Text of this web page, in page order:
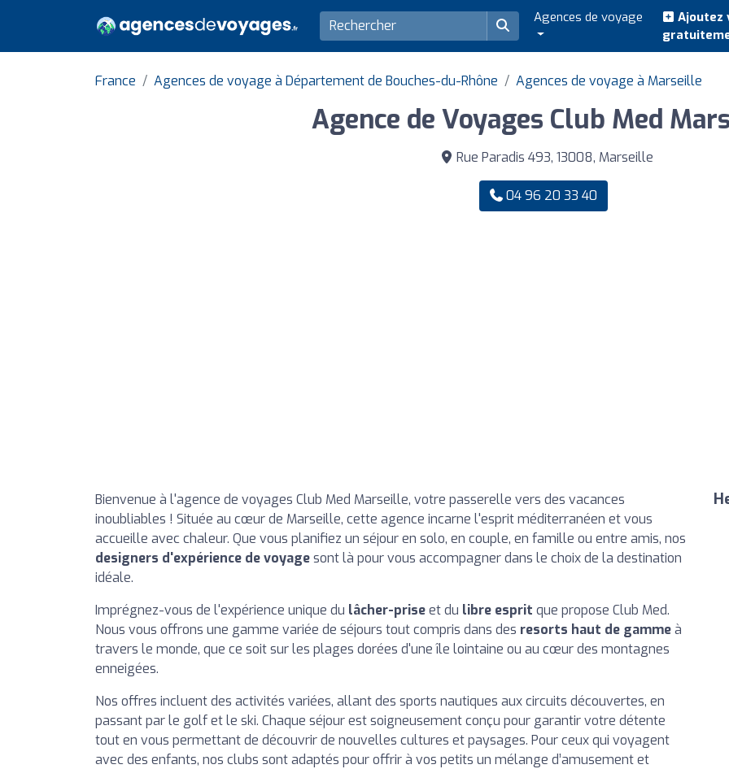
Agences de voyage
Ajoutez
France Agences de voyage à Département de Bouches-du-Rhône Agences de voyage à Marseille
Agence de Voyages Club Med
Rue Paradis 493, 13008, Marseille
04 96 20 33 40
Bienvenue à l'agence de voyages Club Med Marseille, votre passerelle vers des vacances
inoubliables ! Située au cœur de Marseille, cette agence incarne l'esprit méditerranéen et vous
accueille avec chaleur. Que vous planifiez un séjour en solo, en couple, en famille ou entre amis, nos
designers d'expérience de voyagesont là pour vous accompagner dans le choix de la destination
idéale.
Imprégnez-vous de l'expérience unique du lâcher-priseet du libre esprit que propose Club Med.
Nous vous offrons une gamme variée de séjours tout compris dans des resorts haut de gammeà
travers le monde, que ce soit sur les plages dorées d'une île lointaine ou au cœur des montagnes
enneigées.
Nos offres incluent des activités variées, allant des sports nautiques aux circuits découvertes, en
passant par le golf et le ski. Chaque séjour est soigneusement conçu pour garantir votre détente
tout en vous permettant de découvrir de nouvelles cultures et paysages. Pour ceux qui voyagent
avec des enfants, nos clubs sont adaptés pour offrir à vos petits un mélange d’amusement et